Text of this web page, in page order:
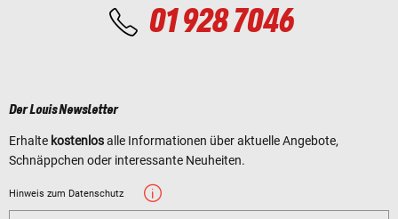
01 928 7046
Der Louis Newsletter
Erhalte kostenlosalle Informationen über aktuelle Angebote,
Schnäppchen oder interessante Neuheiten.
Hinweis zum Datenschutz